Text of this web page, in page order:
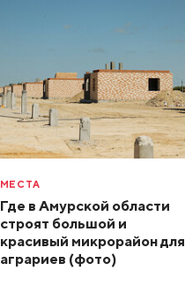
МЕСТА
Где в Амурской области
строят большой и
красивый микрорайон для
аграриев (фото)